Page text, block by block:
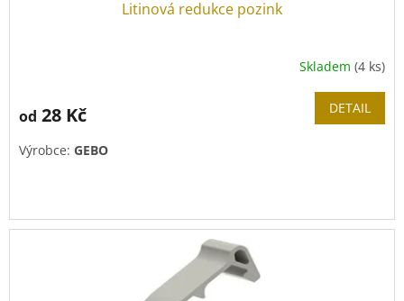
Litinová redukce pozink
Skladem (4 ks)
od 28 Kč DETAIL
Výrobce: GEBO